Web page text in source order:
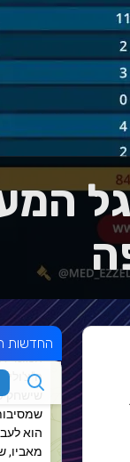
החדשות